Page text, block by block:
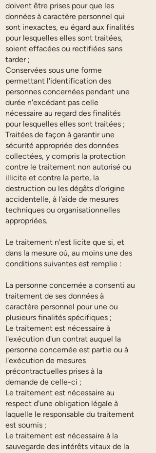
doivent être prises pour que les
données à caractère personnel qui
sont inexactes, eu égard aux finalités
pour lesquelles elles sont traitées,
soient effacées ou rectifiées sans
tarder ;
Conservées sous une forme
permettant l'identification des
personnes concernées pendant une
durée n'excédant pas celle
nécessaire au regard des finalités
pour lesquelles elles sont traitées ;
Traitées de façon à garantir une
sécurité appropriée des données
collectées, y compris la protection
contre le traitement non autorisé ou
illicite et contre la perte, la
destruction ou les dégâts d'origine
accidentelle, à l'aide de mesures
techniques ou organisationnelles
appropriées.
Le traitement n'est licite que si, et
dans la mesure où, au moins une des
conditions suivantes est remplie :
La personne concernée a consenti au
traitement de ses données à
caractère personnel pour une ou
plusieurs finalités spécifiques ;
Le traitement est nécessaire à
l'exécution d'un contrat auquel la
personne concernée est partie ou à
l'exécution de mesures
précontractuelles prises à la
demande de celle-ci ;
Le traitement est nécessaire au
respect d'une obligation légale à
laquelle le responsable du traitement
est soumis ;
Le traitement est nécessaire à la
sauvegarde des intérêts vitaux de la